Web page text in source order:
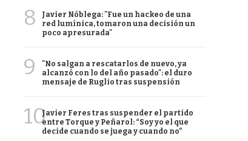
8
Javier Nóblega: "Fue un hackeo de una
red lumínica, tomaron una decisión un
poco apresurada"
9
"No salgan a rescatarlos de nuevo, ya
alcanzó con lo del año pasado": el duro
mensaje de Ruglio tras suspensión
10Javier Feres tras suspender el partido
entre Torque y Peñarol: “Soy yo el que
decide cuando se juega y cuando no”